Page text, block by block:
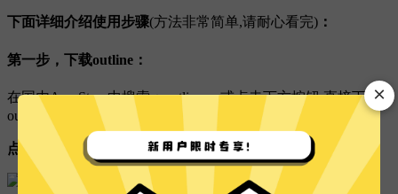
下面详细介绍使用步骤(方法非常简单,请耐心看完) ：
第一步，下载outline：
在国内App Store中搜索：outline ，或点击下方按钮,直接下载
outline客户端.
点击下载 Outline
×